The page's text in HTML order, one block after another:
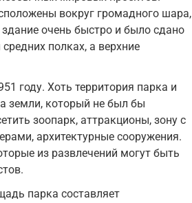
вокруг громадного шара,
очень быстро и было сдано
полках, а верхние
году. Хоть территория парка и
земли, который не был бы
зоопарк, аттракционы, зону с
архитектурные сооружения.
из развлечений могут быть
парка составляет